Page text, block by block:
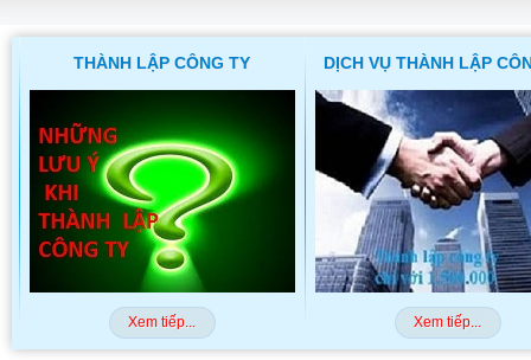
THÀNH LẬP CÔNG TY
Xem tiếp...
DỊCH VỤ THÀNH LẬP
Xem tiếp...